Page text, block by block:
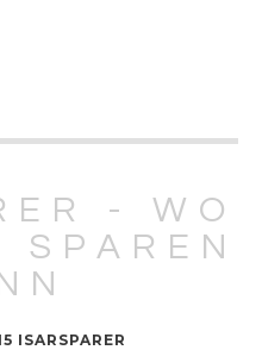
- WO
SPAREN
ISARSPARER